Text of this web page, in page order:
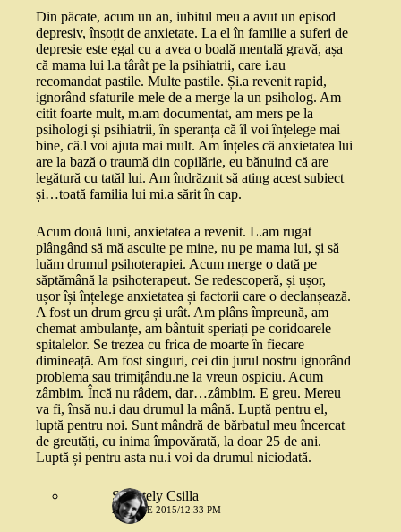
Din păcate, acum un an, iubitul meu a avut un episod
depresiv, însoțit de anxietate. La el în familie a suferi de
depresie este egal cu a avea o boală mentală gravă, așa
că mama lui l.a târât pe la psihiatrii, care i.au
recomandat pastile. Multe pastile. Și.a revenit rapid,
ignorând sfaturile mele de a merge la un psiholog. Am
citit foarte mult, m.am documentat, am mers pe la
psihologi și psihiatrii, în speranța că îl voi înțelege mai
bine, că.l voi ajuta mai mult. Am înțeles că anxietatea lui
are la bază o traumă din copilărie, eu bănuind că are
legătură cu tatăl lui. Am îndrăznit să ating acest subiect
și…toată familia lui mi.a sărit în cap.
Acum două luni, anxietatea a revenit. L.am rugat
plângând să mă asculte pe mine, nu pe mama lui, și să
luăm drumul psihoterapiei. Acum merge o dată pe
săptămână la psihoterapeut. Se redescoperă, și ușor,
ușor își înțelege anxietatea și factorii care o declanșează.
A fost un drum greu și urât. Am plâns împreună, am
chemat ambulanțe, am bântuit speriați pe coridoarele
spitalelor. Se trezea cu frica de moarte în fiecare
dimineață. Am fost singuri, cei din jurul nostru ignorând
problema sau trimițându.ne la vreun ospiciu. Acum
zâmbim. Încă nu râdem, dar…zâmbim. E greu. Mereu
va fi, însă nu.i dau drumul la mână. Luptă pentru el,
luptă pentru noi. Sunt mândră de bărbatul meu încercat
de greutăți, cu inima împovărată, la doar 25 de ani.
Luptă și pentru asta nu.i voi da drumul niciodată.
Serestely Csilla
29 IUNIE 2015/12:33 PM